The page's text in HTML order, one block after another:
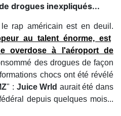
drogues inexpliqués...
rap américain est en deuil.
au talent énorme, est
overdose à l'aéroport de
des drogues de façon
chocs ont été révélé
" : Juice Wrld aurait été dans
depuis quelques mois...